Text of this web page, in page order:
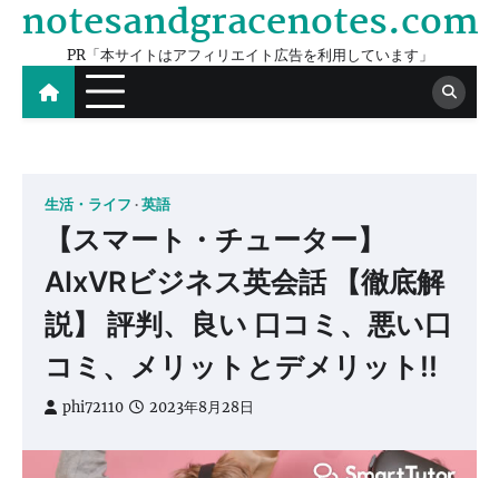
Skip
content
notesandgracenotes.com
PR「本サイトはアフィリエイト広告を利用しています」
生活・ライフ 英語
【スマート・チューター】
AIxVRビジネス英会話 【徹底解
説】 評判、良い 口コミ、悪い口
コミ、メリットとデメリット!!
phi72110 2023年8月28日